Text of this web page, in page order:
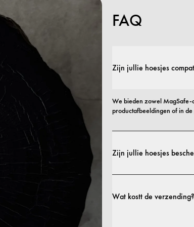
FAQ
Zijn jullie hoesjes
We bieden zowel MagSafe-
productafbeeldingen of in
Zijn jullie hoesjes
profielen tot extra
Wat kostt de verzending?